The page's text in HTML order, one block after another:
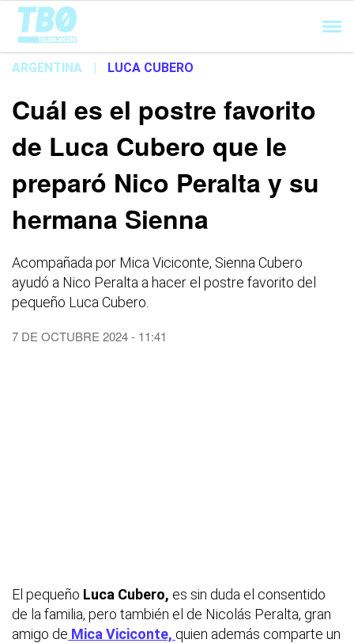
Cargando...
ARGENTINA | LUCA CUBERO
Cuál es el postre favorito
de Luca Cubero que le
preparó Nico Peralta y su
hermana Sienna
Acompañada por Mica Viciconte, Sienna Cubero
ayudó a Nico Peralta a hacer el postre favorito del
pequeño Luca Cubero.
7 DE OCTUBRE 2024 - 11:41
El pequeño Luca Cubero, es sin duda el consentido
de la familia, pero también el de Nicolás Peralta, gran
amigo de Mica Viciconte, quien además comparte un